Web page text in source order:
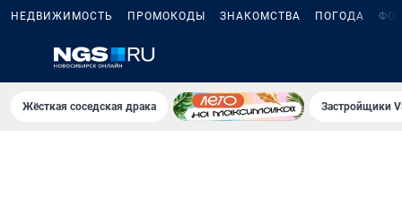
НЕДВИЖИМОСТЬ ПРОМОКОДЫ ЗНАКОМСТВА ПОГОДА
Жёсткая соседская драка Застройщики